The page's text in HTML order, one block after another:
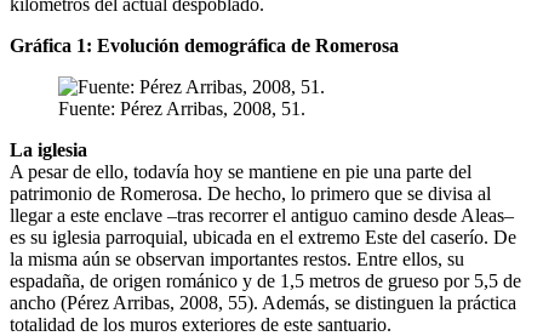
Gráfica 1: Evolución demográfica de Romerosa
Fuente: Pérez Arribas, 2008, 51.
La iglesia
A pesar de ello, todavía hoy se mantiene en pie una parte del
patrimonio de Romerosa. De hecho, lo primero que se divisa al
llegar a este enclave –tras recorrer el antiguo camino desde Aleas–
es su iglesia parroquial, ubicada en el extremo Este del caserío. De
la misma aún se observan importantes restos. Entre ellos, su
espadaña, de origen románico y de 1,5 metros de grueso por 5,5 de
ancho (Pérez Arribas, 2008, 55). Además, se distinguen la práctica
totalidad de los muros exteriores de este santuario.